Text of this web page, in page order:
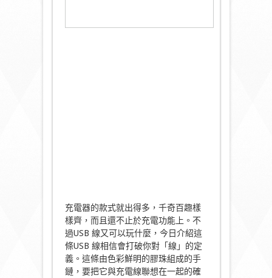
充電器的款式就出得多，千奇百趣樣
樣齊，而且還不止於充電功能上。不
過USB 線又可以玩什麼，今日介紹這
條USB 線相信會打破你對「線」的定
義。這條由色彩鮮明的膠珠組成的手
鏈，要把它與充電線聯想在一起的確